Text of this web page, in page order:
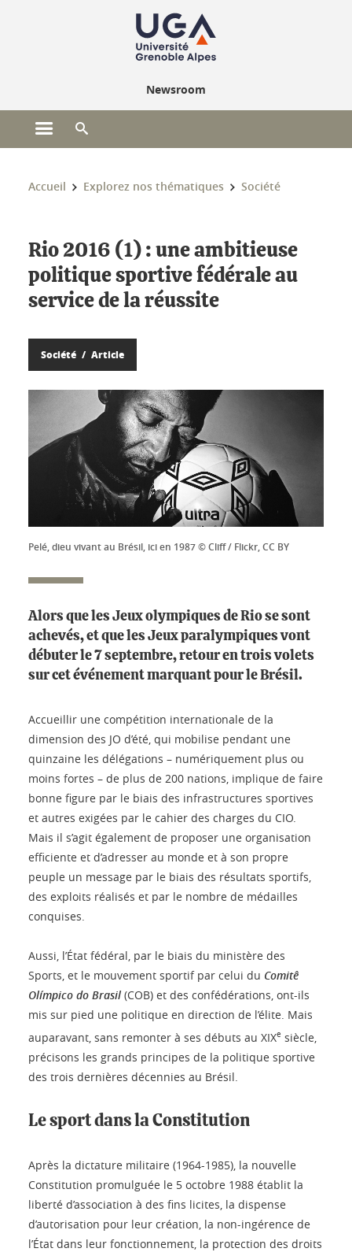
Newsroom
Ouvrir le menu principal
Vous êtes ici :
Accueil Explorez nos thématiques Société
Rio 2016 (1) : une ambitieuse
politique sportive fédérale au
service de la réussite
Société Article
Pelé, dieu vivant au Brésil, ici en 1987 © Cliff / Flickr, CC BY
Alors que les Jeux olympiques de Rio se sont
achevés, et que les Jeux paralympiques vont
débuter le 7 septembre, retour en trois volets
sur cet événement marquant pour le Brésil.
Accueillir une compétition internationale de la
dimension des JO d’été, qui mobilise pendant une
quinzaine les délégations – numériquement plus ou
moins fortes – de plus de 200 nations, implique de faire
bonne figure par le biais des infrastructures sportives
et autres exigées par le cahier des charges du CIO.
Mais il s’agit également de proposer une organisation
efficiente et d’adresser au monde et à son propre
peuple un message par le biais des résultats sportifs,
des exploits réalisés et par le nombre de médailles
conquises.
Aussi, l’État fédéral, par le biais du ministère des
Sports, et le mouvement sportif par celui du Comitê
Olímpico do Brasil (COB) et des confédérations, ont-ils
mis sur pied une politique en direction de l’élite. Mais
auparavant, sans remonter à ses débuts au XIXe siècle,
précisons les grands principes de la politique sportive
des trois dernières décennies au Brésil.
Le sport dans la Constitution
Après la dictature militaire (1964-1985), la nouvelle
Constitution promulguée le 5 octobre 1988 établit la
liberté d’association à des fins licites, la dispense
d’autorisation pour leur création, la non-ingérence de
l’État dans leur fonctionnement, la protection des droits